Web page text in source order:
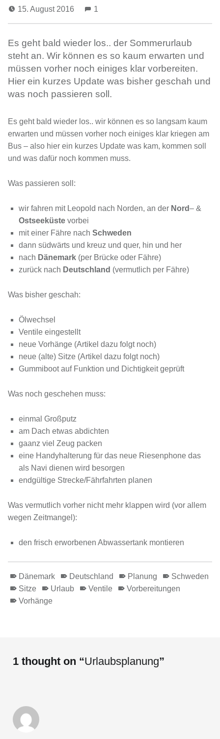
15. August 2016 1
Es geht bald wieder los.. der Sommerurlaub
steht an. Wir können es so kaum erwarten und
müssen vorher noch einiges klar vorbereiten.
Hier ein kurzes Update was bisher geschah und
was noch passieren soll.
Es geht bald wieder los.. wir können es so langsam kaum
erwarten und müssen vorher noch einiges klar kriegen am
Bus – also hier ein kurzes Update was kam, kommen soll
und was dafür noch kommen muss.
Was passieren soll:
wir fahren mit Leopold nach Norden, an der Nord– &
Ostseeküste vorbei
mit einer Fähre nachSchweden
dann südwärts und kreuz und quer, hin und her
nach Dänemark (per Brücke oder Fähre)
zurück nach Deutschland (vermutlich per Fähre)
Was bisher geschah:
Ölwechsel
Ventile eingestellt
neue Vorhänge (Artikel dazu folgt noch)
neue (alte) Sitze (Artikel dazu folgt noch)
Gummiboot auf Funktion und Dichtigkeit geprüft
Was noch geschehen muss:
einmal Großputz
am Dach etwas abdichten
gaanz viel Zeug packen
eine Handyhalterung für das neue Riesenphone das
als Navi dienen wird besorgen
endgültige Strecke/Fährfahrten planen
Was vermutlich vorher nicht mehr klappen wird (vor allem
wegen Zeitmangel):
den frisch erworbenen Abwassertank montieren
Dänemark Deutschland Planung
Schweden
Sitze
Urlaub Ventile
Vorbereitungen
Vorhänge
1 thought on “Urlaubsplanung”